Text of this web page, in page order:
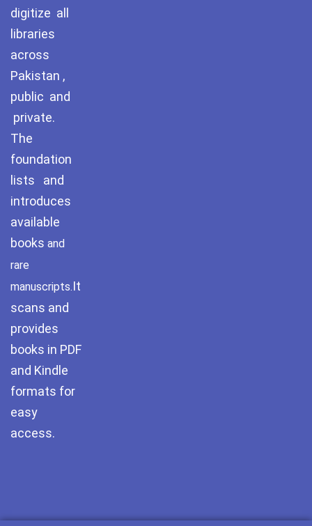
digitize all
libraries
across
Pakistan ,
public and
private.
The
foundation
lists and
introduces
available
books and
rare
manuscripts.It
scans and
provides
books in PDF
and Kindle
formats for
easy
access.